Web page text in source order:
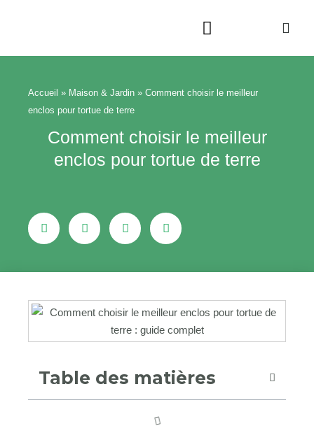
Accueil » Maison & Jardin » Comment choisir le meilleur
enclos pour tortue de terre
Comment choisir le meilleur
enclos pour tortue de terre
Table des matières